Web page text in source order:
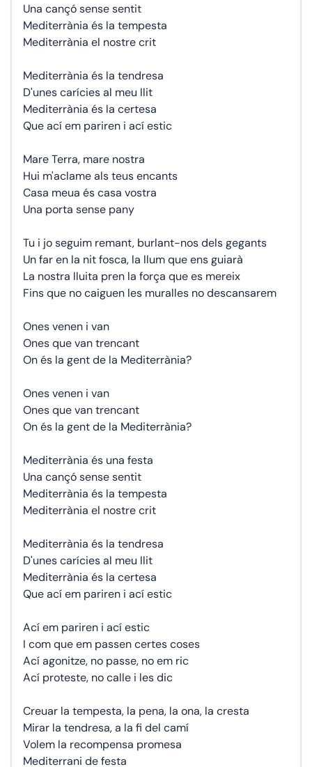
Una cançó sense sentit
Mediterrània és la tempesta
Mediterrània el nostre crit
Mediterrània és la tendresa
D'unes carícies al meu llit
Mediterrània és la certesa
Que ací em pariren i ací estic
Mare Terra, mare nostra
Hui m'aclame als teus encants
Casa meua és casa vostra
Una porta sense pany
Tu i jo seguim remant, burlant-nos dels gegants
Un far en la nit fosca, la llum que ens guiarà
La nostra lluita pren la força que es mereix
Fins que no caiguen les muralles no descansarem
Ones venen i van
Ones que van trencant
On és la gent de la Mediterrània?
Ones venen i van
Ones que van trencant
On és la gent de la Mediterrània?
Mediterrània és una festa
Una cançó sense sentit
Mediterrània és la tempesta
Mediterrània el nostre crit
Mediterrània és la tendresa
D'unes carícies al meu llit
Mediterrània és la certesa
Que ací em pariren i ací estic
Ací em pariren i ací estic
I com que em passen certes coses
Ací agonitze, no passe, no em ric
Ací proteste, no calle i les dic
Creuar la tempesta, la pena, la ona, la cresta
Mirar la tendresa, a la fi del camí
Volem la recompensa promesa
Mediterrani de festa